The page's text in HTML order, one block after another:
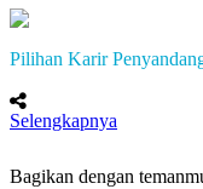
Pilihan Karir
Selengkapnya
Bagikan dengan